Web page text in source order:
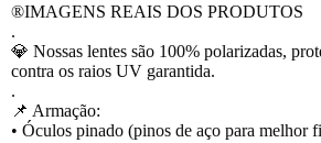
®️IMAGENS REAIS DOS PRODUTOS
.
💎 Nossas lentes são 100% polarizadas,
contra os raios UV garantida.
.
📌 Armação:
• Óculos pinado (pinos de aço para melhor